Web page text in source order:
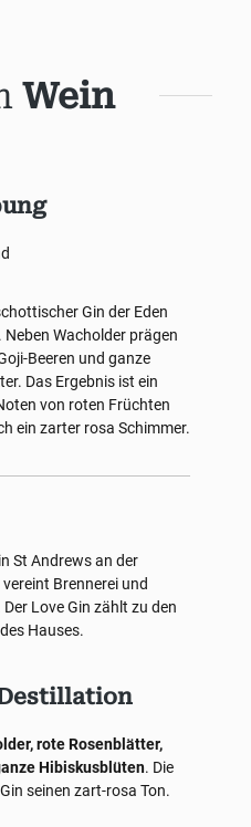
Wein
Gin der Eden
Wacholder prägen
Beeren und ganze
Das Ergebnis ist ein
von roten Früchten
ein zarter rosa Schimmer.
St Andrews an der
Brennerei und
Love Gin zählt zu den
Hauses.
rote Rosenblätter,
Hibiskusblüten. Die
seinen zart-rosa Ton.